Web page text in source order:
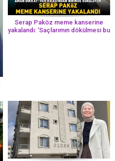
Serap Paköz meme kanserine
yakalandı: ‘Saçlarımın dökülmesi bu